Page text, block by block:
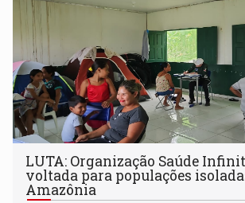
LUTA: Organização Saúde
voltada para populações
Amazônia